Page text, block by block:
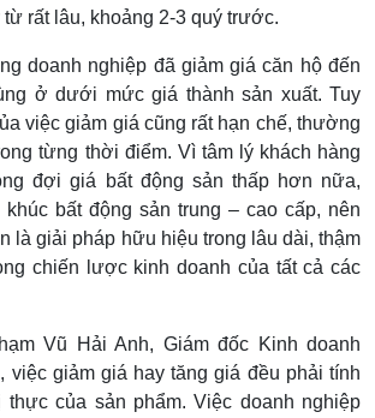
rất lâu, khoảng 2-3 quý trước.
doanh nghiệp đã giảm giá căn hộ đến
ở dưới mức giá thành sản xuất. Tuy
việc giảm giá cũng rất hạn chế, thường
từng thời điểm. Vì tâm lý khách hàng
đợi giá bất động sản thấp hơn nữa,
bất động sản trung – cao cấp, nên
là giải pháp hữu hiệu trong lâu dài, thậm
chiến lược kinh doanh của tất cả các
Vũ Hải Anh, Giám đốc Kinh doanh
việc giảm giá hay tăng giá đều phải tính
của sản phẩm. Việc doanh nghiệp